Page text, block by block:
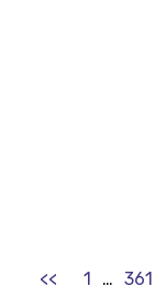
<< 1 … 361